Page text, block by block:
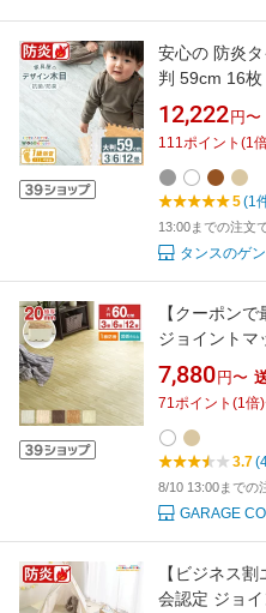
安心の 防炎
判 59cm 16
ル 抗菌 防臭
色 PE ジョイ
キッズマット
12,222 円〜
111ポイント (1
5(1
13:00までの注文
タンスのゲ
【クーポン
ジョイントマ
畳 1級防音 抗
ん ベビー フ
キッズマット
ションマット
7,880 円〜
71ポイント (1倍)
3.7
8/10 13:00までの
GARAGE
【ビジネス
会認定 ジョ